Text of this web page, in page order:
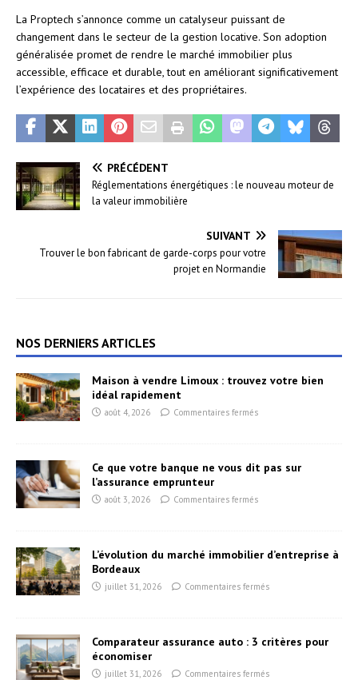
La Proptech s’annonce comme un catalyseur puissant de
changement dans le secteur de la gestion locative. Son adoption
généralisée promet de rendre le marché immobilier plus
accessible, efficace et durable, tout en améliorant significativement
l’expérience des locataires et des propriétaires.
PRÉCÉDENT
Réglementations énergétiques : le nouveau moteur de
la valeur immobilière
SUIVANT
Trouver le bon fabricant de garde-corps pour votre
projet en Normandie
NOS DERNIERS ARTICLES
Maison à vendre Limoux : trouvez votre bien
idéal rapidement
août 4, 2026 Commentaires fermés
Ce que votre banque ne vous dit pas sur
l’assurance emprunteur
août 3, 2026 Commentaires fermés
L’évolution du marché immobilier d’entreprise à
Bordeaux
juillet 31, 2026 Commentaires fermés
Comparateur assurance auto : 3 critères pour
économiser
juillet 31, 2026 Commentaires fermés